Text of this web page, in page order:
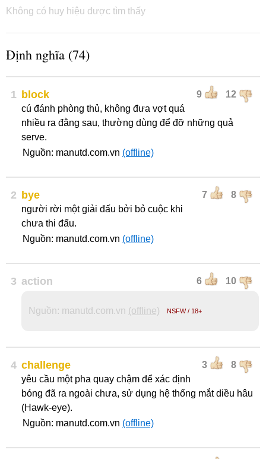
Không có huy hiệu được tìm thấy
Định nghĩa (74)
1 9 12
block
cú đánh phòng thủ, không đưa vợt quá
nhiều ra đằng sau, thường dùng để đỡ những quả
serve.
Nguồn: manutd.com.vn (offline)
2 7 8
bye
người rời một giải đấu bởi bỏ cuộc khi
chưa thi đấu.
Nguồn: manutd.com.vn (offline)
3 6 10
action
Nguồn: manutd.com.vn (offline) NSFW / 18+
4 3 8
challenge
yêu cầu một pha quay chậm để xác định
bóng đã ra ngoài chưa, sử dụng hệ thống mắt diều hâu
(Hawk-eye).
Nguồn: manutd.com.vn (offline)